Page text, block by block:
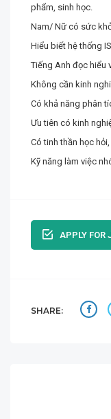
phẩm, sinh học.
Nam/ Nữ có sức
Hiểu biết hệ thống
Tiếng Anh đọc hiểu
Không cần kinh
Có khả năng phân
Ưu tiên có kinh
Có tinh thần học
Kỹ năng làm việc
APPLY FOR
SHARE: